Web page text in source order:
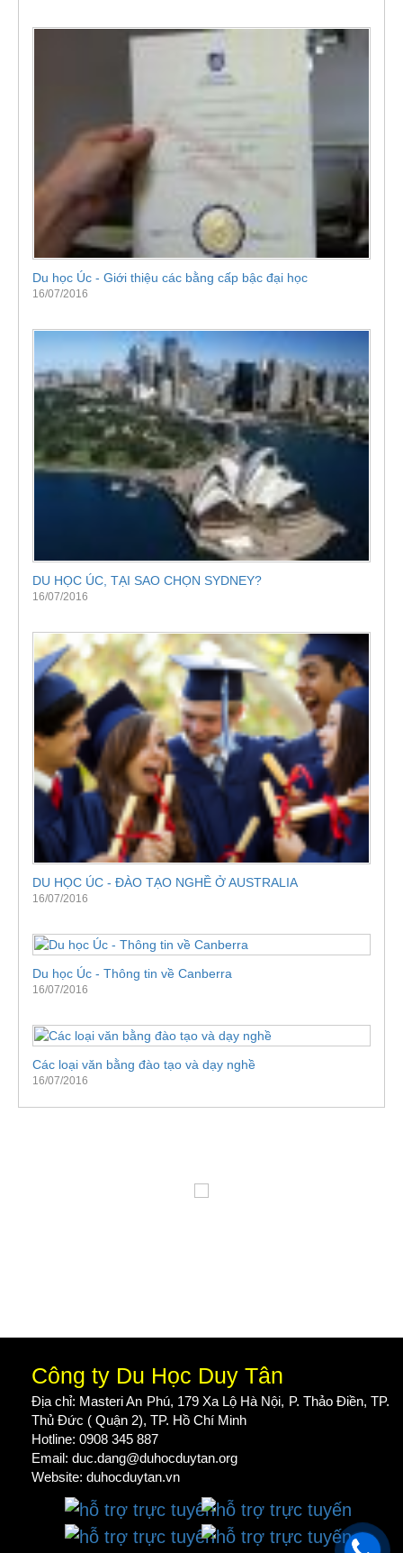
Du học Úc - Giới thiệu các bằng cấp bậc đại học
16/07/2016
DU HỌC ÚC, TẠI SAO CHỌN SYDNEY?
16/07/2016
DU HỌC ÚC - ĐÀO TẠO NGHỀ Ở AUSTRALIA
16/07/2016
Du học Úc - Thông tin về Canberra
16/07/2016
Các loại văn bằng đào tạo và dạy nghề
16/07/2016
Công ty Du Học Duy Tân
Địa chỉ: Masteri An Phú, 179 Xa Lộ Hà Nội, P. Thảo Điền, TP.
Thủ Đức ( Quận 2), TP. Hồ Chí Minh
Hotline: 0908 345 887
Email: duc.dang@duhocduytan.org
Website: duhocduytan.vn